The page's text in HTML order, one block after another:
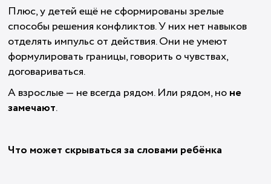
Плюс, у детей ещё не сформированы зрелые
способы решения конфликтов. У них нет навыков
отделять импульс от действия. Они не умеют
формулировать границы, говорить о чувствах,
договариваться.
А взрослые — не всегда рядом. Или рядом, ноне
замечают.
Что может скрываться за словами ребёнка